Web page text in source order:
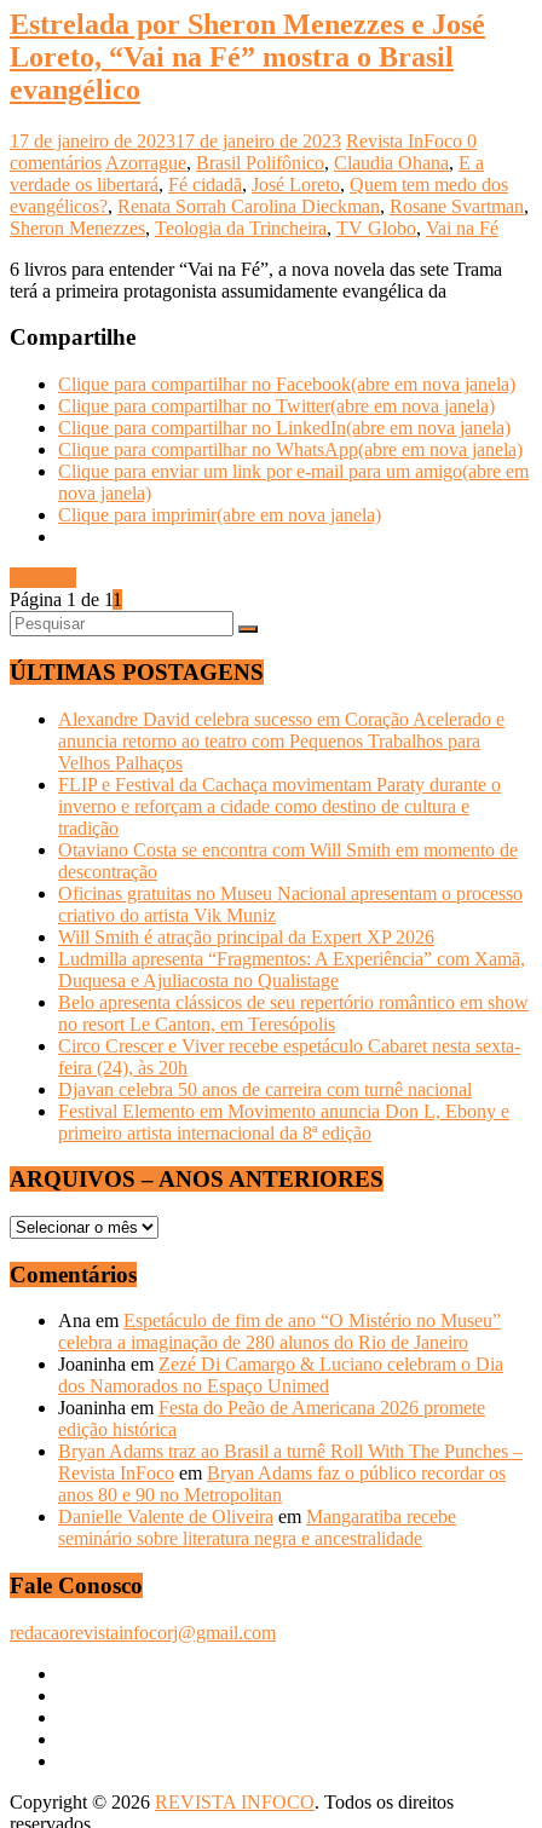
Estrelada por Sheron Menezzes e José
Loreto, “Vai na Fé” mostra o Brasil
evangélico
17 de janeiro de 202317 de janeiro de 2023 Revista InFoco 0
comentários Azorrague, Brasil Polifônico, Claudia Ohana, E a
verdade os libertará, Fé cidadã, José Loreto, Quem tem medo dos
evangélicos?, Renata Sorrah Carolina Dieckman, Rosane Svartman,
Sheron Menezzes, Teologia da Trincheira, TV Globo, Vai na Fé
6 livros para entender “Vai na Fé”, a nova novela das sete Trama
terá a primeira protagonista assumidamente evangélica da
Compartilhe
Clique para compartilhar no Facebook(abre em nova janela)
Clique para compartilhar no Twitter(abre em nova janela)
Clique para compartilhar no LinkedIn(abre em nova janela)
Clique para compartilhar no WhatsApp(abre em nova janela)
Clique para enviar um link por e-mail para um amigo(abre em
nova janela)
Clique para imprimir(abre em nova janela)
Página 1 de 11
ÚLTIMAS POSTAGENS
Alexandre David celebra sucesso em Coração Acelerado e
anuncia retorno ao teatro com Pequenos Trabalhos para
Velhos Palhaços
FLIP e Festival da Cachaça movimentam Paraty durante o
inverno e reforçam a cidade como destino de cultura e
tradição
Otaviano Costa se encontra com Will Smith em momento de
descontração
Oficinas gratuitas no Museu Nacional apresentam o processo
criativo do artista Vik Muniz
Will Smith é atração principal da Expert XP 2026
Ludmilla apresenta “Fragmentos: A Experiência” com Xamã,
Duquesa e Ajuliacosta no Qualistage
Belo apresenta clássicos de seu repertório romântico em show
no resort Le Canton, em Teresópolis
Circo Crescer e Viver recebe espetáculo Cabaret nesta sexta-
feira (24), às 20h
Djavan celebra 50 anos de carreira com turnê nacional
Festival Elemento em Movimento anuncia Don L, Ebony e
primeiro artista internacional da 8ª edição
ARQUIVOS – ANOS ANTERIORES
ARQUIVOS
ANOS
ANTERIORES
Comentários
Ana em Espetáculo de fim de ano “O Mistério no Museu”
celebra a imaginação de 280 alunos do Rio de Janeiro
Joaninha em Zezé Di Camargo & Luciano celebram o Dia
dos Namorados no Espaço Unimed
Joaninha em Festa do Peão de Americana 2026 promete
edição histórica
Bryan Adams traz ao Brasil a turnê Roll With The Punches –
Revista InFoco em Bryan Adams faz o público recordar os
anos 80 e 90 no Metropolitan
Danielle Valente de Oliveira em Mangaratiba recebe
seminário sobre literatura negra e ancestralidade
Fale Conosco
redacaorevistainfocorj@gmail.com
Copyright © 2026 REVISTA INFOCO. Todos os direitos
reservados.